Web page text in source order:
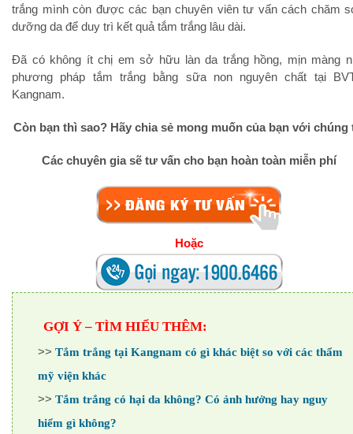
trắng mình còn được các bạn chuyên viên tư vấn cách chăm
dưỡng da để duy trì kết quả tắm trắng lâu dài.
Đã có không ít chị em sở hữu làn da trắng hồng, mịn màng
phương pháp tắm trắng bằng sữa non nguyên chất tại
Kangnam.
Còn bạn thì sao? Hãy chia sẻ mong muốn của bạn với chúng
Các chuyên gia sẽ tư vấn cho bạn hoàn toàn miễn phí
Hoặc
GỢI Ý – TÌM HIỂU THÊM:
>> Tắm trắng tại Kangnam có gì khác biệt so với các thẩm
mỹ viện khác
>> Tắm trắng có hại da không? Có ảnh hưởng hay nguy
hiểm gì không?